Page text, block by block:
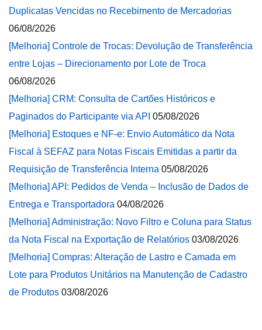
Duplicatas Vencidas no Recebimento de Mercadorias
06/08/2026
[Melhoria] Controle de Trocas: Devolução de Transferência
entre Lojas – Direcionamento por Lote de Troca
06/08/2026
[Melhoria] CRM: Consulta de Cartões Históricos e
Paginados do Participante via API 05/08/2026
[Melhoria] Estoques e NF-e: Envio Automático da Nota
Fiscal à SEFAZ para Notas Fiscais Emitidas a partir da
Requisição de Transferência Interna 05/08/2026
[Melhoria] API: Pedidos de Venda – Inclusão de Dados de
Entrega e Transportadora 04/08/2026
[Melhoria] Administração: Novo Filtro e Coluna para Status
da Nota Fiscal na Exportação de Relatórios 03/08/2026
[Melhoria] Compras: Alteração de Lastro e Camada em
Lote para Produtos Unitários na Manutenção de Cadastro
de Produtos 03/08/2026